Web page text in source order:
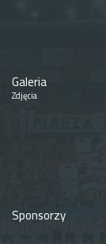
Galeria
Zdjęcia
Sponsorzy